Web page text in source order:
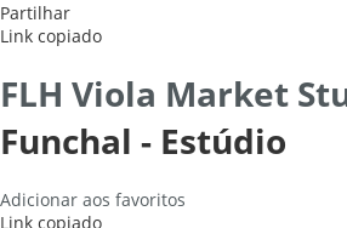
Partilhar
Link copiado
FLH Viola Market
Funchal - Estúdio
Adicionar aos favoritos
Link copiado